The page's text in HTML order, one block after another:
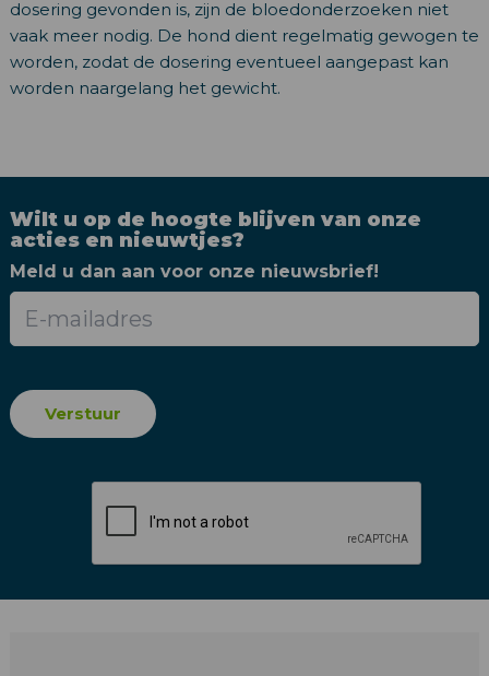
dosering gevonden is, zijn de bloedonderzoeken niet
vaak meer nodig. De hond dient regelmatig gewogen te
worden, zodat de dosering eventueel aangepast kan
worden naargelang het gewicht.
Wilt u op de hoogte blijven van onze
acties en nieuwtjes?
Meld u dan aan voor onze nieuwsbrief!